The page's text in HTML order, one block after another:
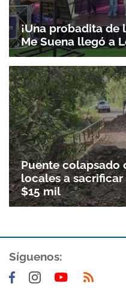
Gracias por
¡Una probadita de
Me Suena llegó a
Puente colapsado
locales a
$15 mil
Síguenos: